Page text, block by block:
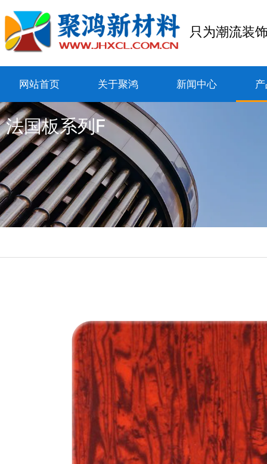
只为潮流装
网站首页 关于聚鸿 新闻中心
法国板系列F